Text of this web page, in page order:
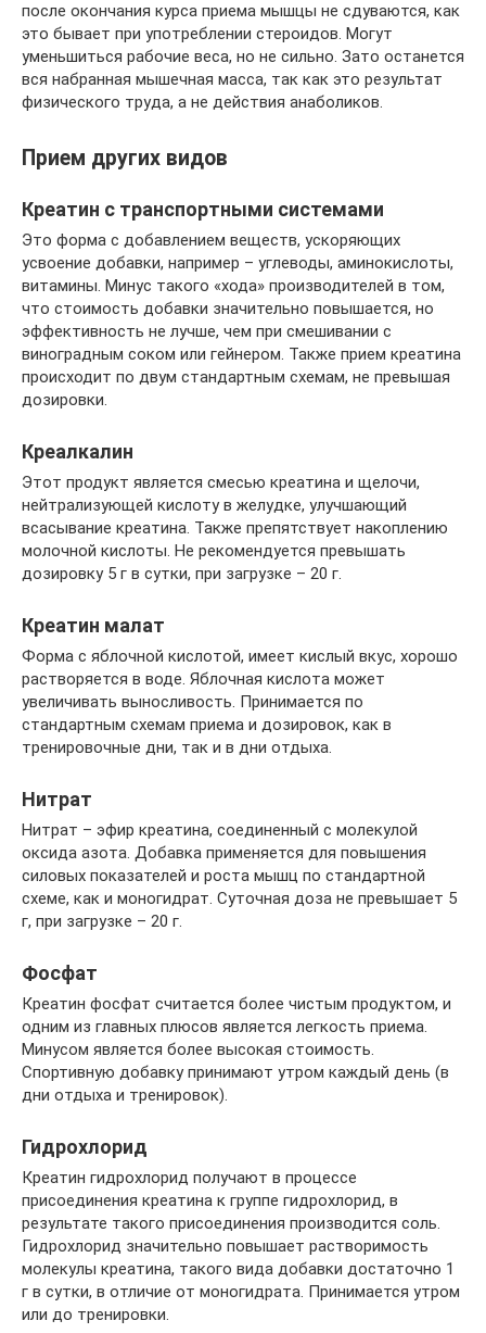
после окончания курса приема мышцы не сдуваются, как
это бывает при употреблении стероидов. Могут
уменьшиться рабочие веса, но не сильно. Зато останется
вся набранная мышечная масса, так как это результат
физического труда, а не действия анаболиков.
Прием других видов
Креатин с транспортными системами
Это форма с добавлением веществ, ускоряющих
усвоение добавки, например – углеводы, аминокислоты,
витамины. Минус такого «хода» производителей в том,
что стоимость добавки значительно повышается, но
эффективность не лучше, чем при смешивании с
виноградным соком или гейнером. Также прием креатина
происходит по двум стандартным схемам, не превышая
дозировки.
Креалкалин
Этот продукт является смесью креатина и щелочи,
нейтрализующей кислоту в желудке, улучшающий
всасывание креатина. Также препятствует накоплению
молочной кислоты. Не рекомендуется превышать
дозировку 5 г в сутки, при загрузке – 20 г.
Креатин малат
Форма с яблочной кислотой, имеет кислый вкус, хорошо
растворяется в воде. Яблочная кислота может
увеличивать выносливость. Принимается по
стандартным схемам приема и дозировок, как в
тренировочные дни, так и в дни отдыха.
Нитрат
Нитрат – эфир креатина, соединенный с молекулой
оксида азота. Добавка применяется для повышения
силовых показателей и роста мышц по стандартной
схеме, как и моногидрат. Суточная доза не превышает 5
г, при загрузке – 20 г.
Фосфат
Креатин фосфат считается более чистым продуктом, и
одним из главных плюсов является легкость приема.
Минусом является более высокая стоимость.
Спортивную добавку принимают утром каждый день (в
дни отдыха и тренировок).
Гидрохлорид
Креатин гидрохлорид получают в процессе
присоединения креатина к группе гидрохлорид, в
результате такого присоединения производится соль.
Гидрохлорид значительно повышает растворимость
молекулы креатина, такого вида добавки достаточно 1
г в сутки, в отличие от моногидрата. Принимается утром
или до тренировки.